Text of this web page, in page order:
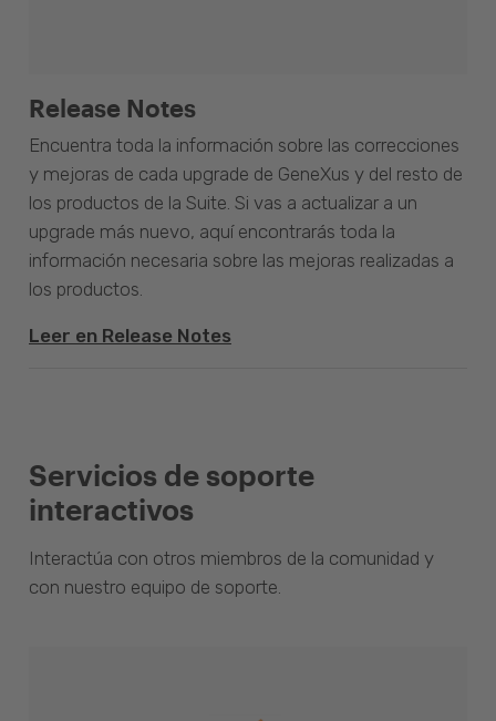
Release Notes
Encuentra toda la información sobre las correcciones
y mejoras de cada upgrade de GeneXus y del resto de
los productos de la Suite. Si vas a actualizar a un
upgrade más nuevo, aquí encontrarás toda la
información necesaria sobre las mejoras realizadas a
los productos.
Leer en Release Notes
Servicios de soporte
interactivos
Interactúa con otros miembros de la comunidad y
con nuestro equipo de soporte.